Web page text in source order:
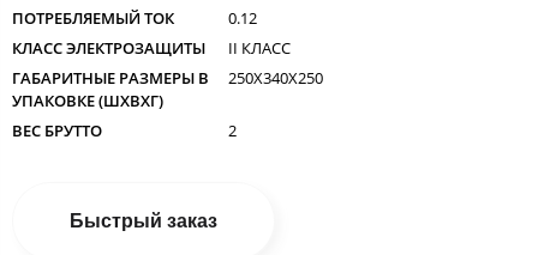
ПОТРЕБЛЯЕМЫЙ ТОК
0.12
КЛАСС ЭЛЕКТРОЗАЩИТЫ
II КЛАСС
ГАБАРИТНЫЕ РАЗМЕРЫ В
УПАКОВКЕ (ШXВXГ)
250X340X250
ВЕС БРУТТО 2
Быстрый заказ